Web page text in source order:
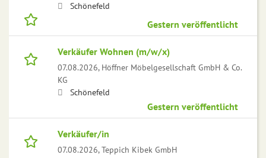
Schönefeld
Gestern veröffentlicht
Verkäufer Wohnen (m/w/x)
07.08.2026, Höffner Möbelgesellschaft GmbH & Co.
KG
Schönefeld
Gestern veröffentlicht
Verkäufer/in
07.08.2026,Teppich Kibek GmbH